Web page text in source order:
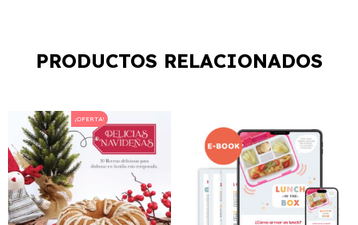
PRODUCTOS RELACIONADOS
¡OFERTA!
El
precio
original
era:
$300.00.
precio
actual
es:
$150.00.